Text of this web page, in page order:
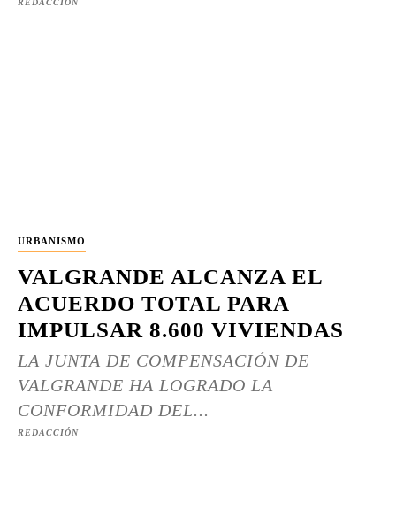
REDACCIÓN
URBANISMO
VALGRANDE ALCANZA EL
ACUERDO TOTAL PARA
IMPULSAR 8.600 VIVIENDAS
LA JUNTA DE COMPENSACIÓN DE
VALGRANDE HA LOGRADO LA
CONFORMIDAD DEL...
REDACCIÓN